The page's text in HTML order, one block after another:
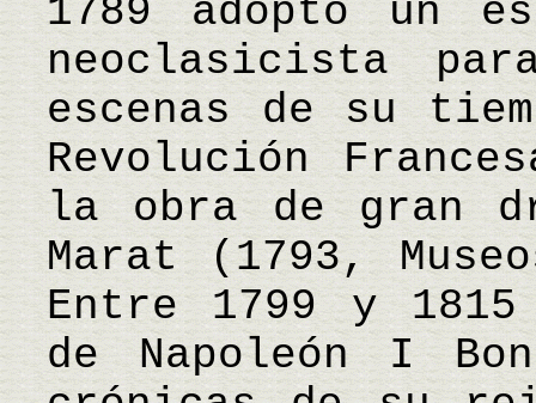
1789 adoptó un
neoclasicista
escenas de su
Revolución
la obra de gran
Marat (1793,
Entre 1799 y
de Napoleón I